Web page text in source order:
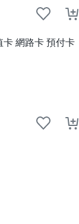
網路卡 預付卡